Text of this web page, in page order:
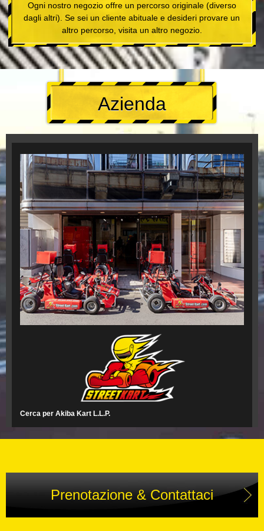
Ogni nostro negozio offre un percorso originale (diverso
dagli altri). Se sei un cliente abituale e desideri provare un
altro percorso, visita un altro negozio.
Azienda
Cerca per Akiba Kart L.L.P.
Prenotazione & Contattaci